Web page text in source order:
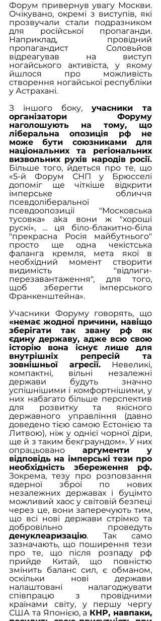
Форум привернув увагу Москви.
Очікувано, окремі з виступів, які
прозвучали стали подразником
для російської пропаганди.
Наприклад, провідний
пропагандист Соловьйов
відреагував на виступ
ногайського активіста, у якому
йшлося про можливість
створення ногайської республіки
у Астрахані.
З іншого боку, учасники та
організатори Форуму
наголошують на тому, що
ліберальна опозиція рф не
може бути союзниками для
національних та регіональних
визвольних рухів народів росії.
Більше того, йдеться про те, що
«5-й Форум СНП у Брюсселі
допоміг ще чіткіше відкрити
імперське обличчя
псевдоліберальної
псевдоопозиції "Московська
тусовка» aka вони ж "хороші
рускі», … ця біло-блакитно-біла
"прекрасна Росія майбутнього"
просто ще одна чекістська
фаланга кремля, мета якої в
необхідний момент створити
видимість "відлиги-
перезавантаження", для того,
щоб зберегти імперського
Франкенштейна».
«немає жодної причини, навіщо
зберігати так звану рф як
єдину державу, адже всю свою
історію вона існує лише для
внутрішніх репресій та
зовнішньої агресії. Невеликі,
компактні, вільні незалежні
держави будуть значно
успішнішими і комфортнішими, у
них набагато більше перспектив
для розвитку та якісного
державного управління (давно
доведено тією самою Естонією та
Литвою), ніж у однієї чорної діри,
ще й з таким бекграундом». У них
опрацьовано аргументи у
відповідь на імперські тези про
необхідність збереження рф.
Зокрема, тезу про розповзання
ядерної зброї по нових
незалежних державах і буцімто
можливий хаос у світовій безпеці
через це, вони заперечують тим,
що всі нові держави стрімко та
денуклеаризацію. Так само
зазначають, що поширення тези
про те, що після розпаду рф
прийде Китай, що повністю
змінить баланс сил, є обманом,
оскільки нові держави
налаштовані налагоджувати
співпрацю з провідними
країнами світу, у першу чергу
США та Японією, а КНР, навпаки,